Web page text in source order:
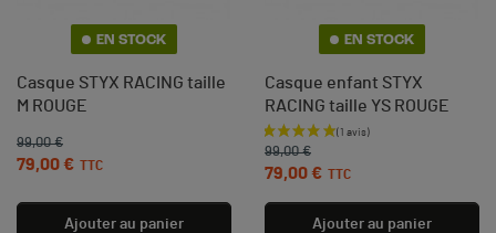
EN STOCK
Casque STYX RACING taille
M ROUGE
Prix de base
99,00 €
Prix
79,00 €
TTC
Ajouter au panier
EN STOCK
Casque enfant STYX
RACING taille YS ROUGE
Prix de base
99,00 €
Prix
79,00 € TTC
Ajouter au panier